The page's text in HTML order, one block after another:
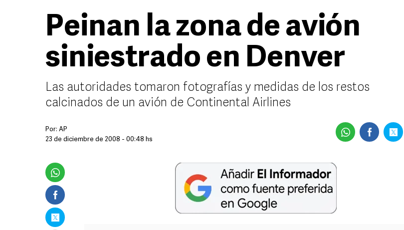
Peinan la zona de avión
siniestrado en Denver
Las autoridades tomaron fotografías y medidas de los restos
calcinados de un avión de Continental Airlines
Por: AP
23 de diciembre de 2008 - 00:48 hs